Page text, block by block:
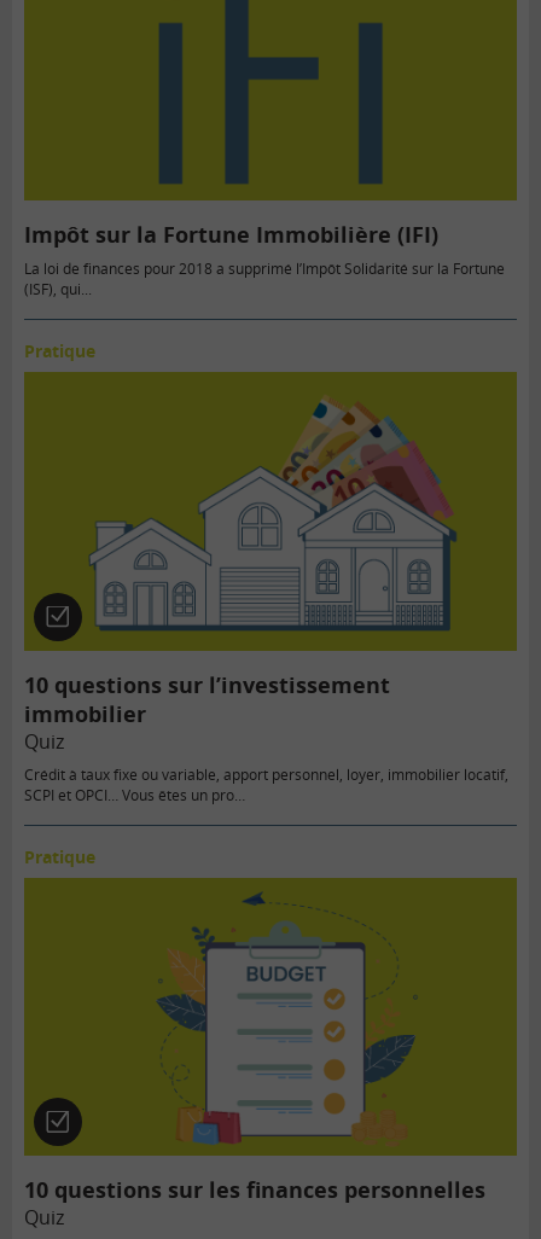
Impôt sur la Fortune Immobilière (IFI)
La loi de finances pour 2018 a supprimé l’Impôt Solidarité sur la Fortune
(ISF), qui...
Pratique
Quiz
10 questions sur l’investissement
immobilier
Quiz
Crédit à taux fixe ou variable, apport personnel, loyer, immobilier locatif,
SCPI et OPCI… Vous êtes un pro…
Pratique
Quiz
10 questions sur les finances personnelles
Quiz